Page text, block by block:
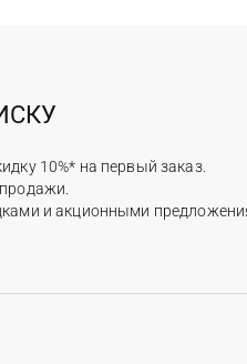
10%* на первый заказ.
и акционными